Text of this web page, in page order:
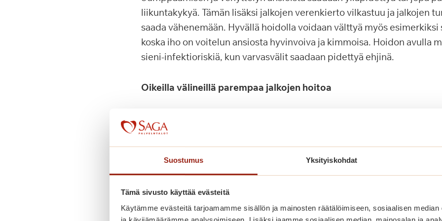
Suostumus Yksityiskohdat
Tämä sivusto käyttää evästeitä
Käytämme evästeitä tarjoamamme sisällön ja mainosten räätälöimiseen, sosiaalisen
liikuntakykyä. Tämän lisäksi jalkojen verenkierto vilkastuu ja jalkojen
saada vähenemään. Hyvällä hoidolla voidaan välttyä myös esimerkiksi
koska iho on voitelun ansiosta hyvinvoiva ja kimmoisa. Hoidon avulla
sieni-infektioriskiä, kun varvasvälit saadaan pidettyä ehjinä.
Oikeilla välineillä parempaa jalkojen hoitoa
Kotiin voi hankkia varrellisen peilin. Peili helpottaa jalkojen tarkistusta,
jalkapohjaan paranee. Lisäksi jokaisen kotona tulisi olla omalle
kynsileikkurit. Jalkavoide määräytyy aina ihon kunnon ja tarpeen
saa ostettua jalkahoitoloista ja apteekeista, joissa ammattilaiset
voiteen juuri sinun tarpeisiisi.
Jalkahoitajamme TOP 4 vinkit omahoitoon: